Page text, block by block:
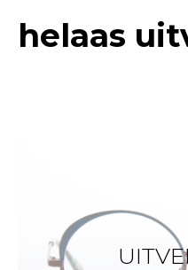
helaas